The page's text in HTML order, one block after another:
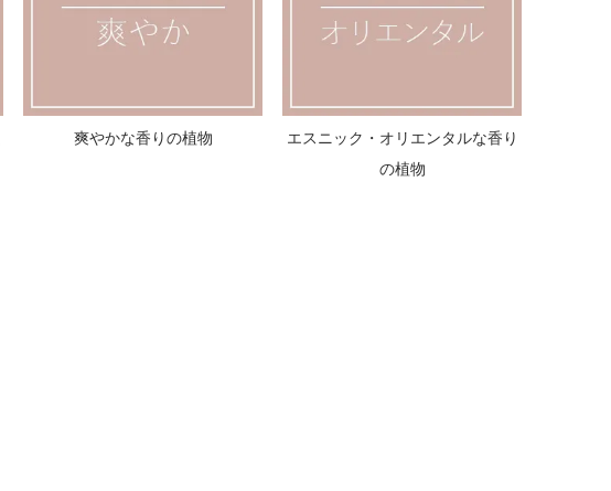
爽やかな香りの植物
エスニック・オリエンタルな香り
の植物